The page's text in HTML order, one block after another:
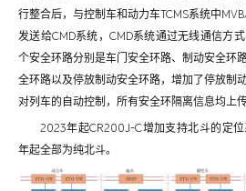
行整合后，与控制车和动力车TCMS系统中
发送给CMD系统，CMD系统通过无线通信方
个安全环路分别是车门安全环路、制动安全环
全环路以及停放制动安全环路，增加了停放制
对列车的自动控制，所有安全环隔离信息均上
2023年起CR200J-C增加支持北斗的定
年起全部为纯北斗。